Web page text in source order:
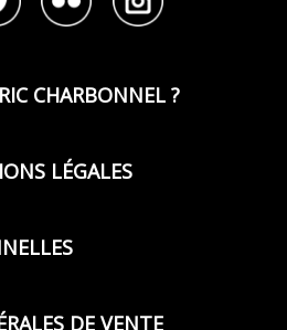
CHARBONNEL ?
LÉGALES
DE VENTE